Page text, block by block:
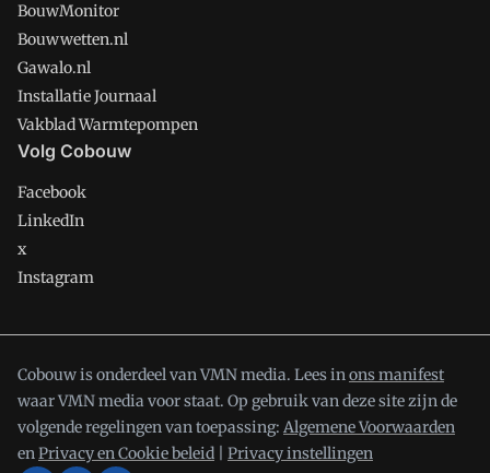
BouwMonitor
Bouwwetten.nl
Gawalo.nl
Installatie Journaal
Vakblad Warmtepompen
Volg Cobouw
Facebook
LinkedIn
x
Instagram
Cobouw is onderdeel van VMN media. Lees inons manifest
waar VMN media voor staat. Op gebruik van deze site zijn de
volgende regelingen van toepassing: Algemene Voorwaarden
enPrivacy en Cookie beleid Privacy instellingen